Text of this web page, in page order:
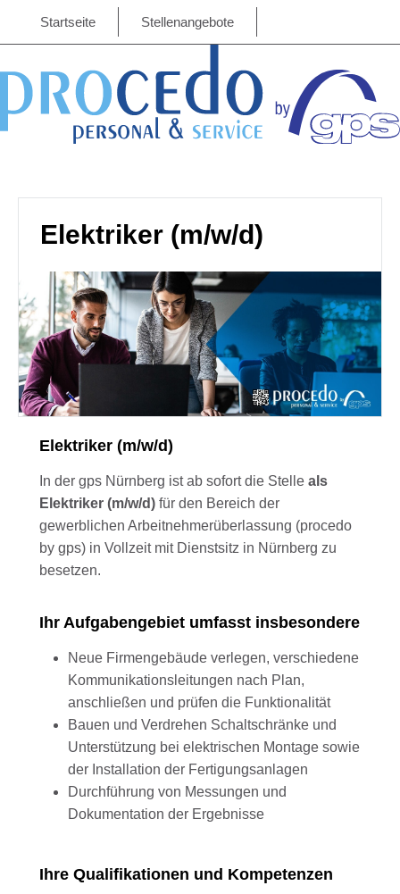
Startseite Stellenangebote
Elektriker (m/w/d)
Elektriker (m/w/d)
In der gps Nürnberg ist ab sofort die Stelle als
Elektriker (m/w/d) für den Bereich der
gewerblichen Arbeitnehmerüberlassung (procedo
by gps) in Vollzeit mit Dienstsitz in Nürnberg zu
besetzen.
Ihr Aufgabengebiet umfasst insbesondere
Neue Firmengebäude verlegen, verschiedene
Kommunikationsleitungen nach Plan,
anschließen und prüfen die Funktionalität
Bauen und Verdrehen Schaltschränke und
Unterstützung bei elektrischen Montage sowie
der Installation der Fertigungsanlagen
Durchführung von Messungen und
Dokumentation der Ergebnisse
Ihre Qualifikationen und Kompetenzen